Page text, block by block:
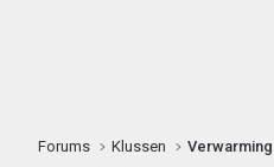
Forums Klussen